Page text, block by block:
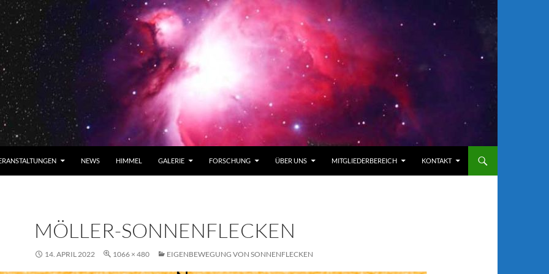
NEWS HIMMEL GALERIE FORSCHUNG ÜBER UNS MITGLIEDERBEREICH KONTAKT
MÖLLER-SONNENFLECKEN
14. APRIL 2022 1066 × 480 EIGENBEWEGUNG VON SONNENFLECKEN